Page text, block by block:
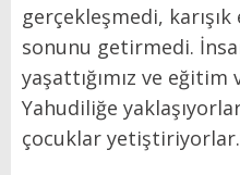
gerçekleşmedi,
sonunu getirmedi.
yaşattığımız ve
Yahudiliğe
çocuklar